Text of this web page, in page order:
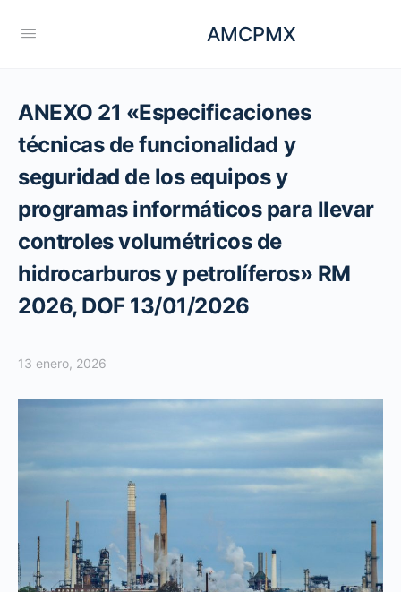
AMCPMX
ANEXO 21 «Especificaciones
técnicas de funcionalidad y
seguridad de los equipos y
programas informáticos para llevar
controles volumétricos de
hidrocarburos y petrolíferos» RM
2026, DOF 13/01/2026
13 enero, 2026